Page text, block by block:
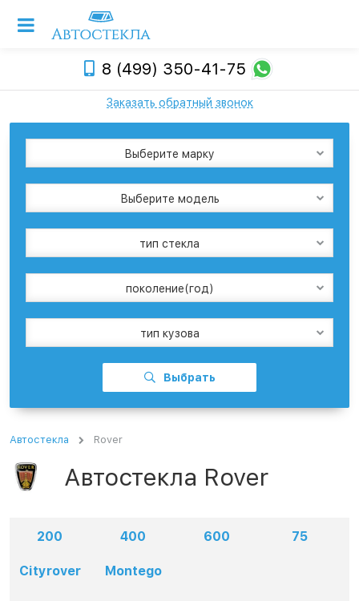
8 (499) 350-41-75
Заказать обратный звонок
Выберите марку
Выберите модель
тип стекла
поколение(год)
тип кузова
Выбрать
Автостекла Rover
Автостекла Rover
200 400 600 75
Cityrover Montego